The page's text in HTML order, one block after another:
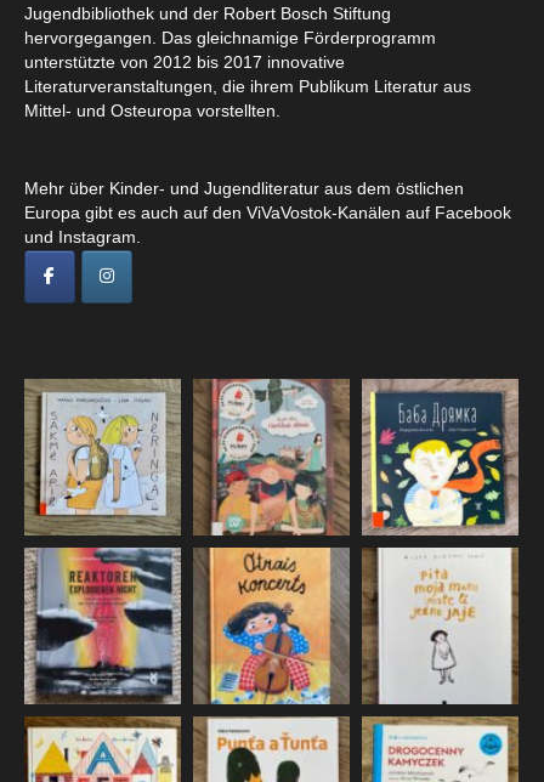
Jugendbibliothek und der Robert Bosch Stiftung
hervorgegangen. Das gleichnamige Förderprogramm
unterstützte von 2012 bis 2017 innovative
Literaturveranstaltungen, die ihrem Publikum Literatur aus
Mittel- und Osteuropa vorstellten.
Mehr über Kinder- und Jugendliteratur aus dem östlichen
Europa gibt es auch auf den ViVaVostok-Kanälen auf Facebook
und Instagram.